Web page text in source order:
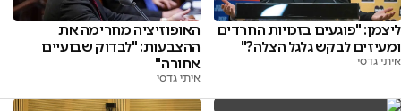
ליצמן: "פוגעים בזכויות החרדים
ומעיזים לבקש גלגל הצלה?"
איתי גדסי
האופוזיציה מחרימה את
ההצבעות: "לבדוק שבועיים
אחורה"
איתי גדסי